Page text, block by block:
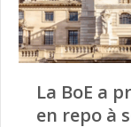
La BoE a
en repo à